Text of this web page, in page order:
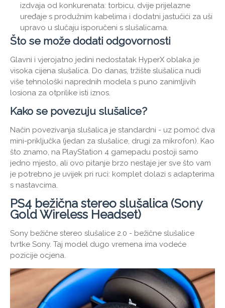
izdvaja od konkurenata: torbicu, dvije prijelazne
uređaje s produžnim kabelima i dodatni jastučići za uši
upravo u slučaju isporučeni s slušalicama.
Što se može dodati odgovornosti
Glavni i vjerojatno jedini nedostatak HyperX oblaka je
visoka cijena slušalica. Do danas, tržište slušalica nudi
više tehnološki naprednih modela s puno zanimljivih
losiona za otprilike isti iznos.
Kako se povezuju slušalice?
Način povezivanja slušalica je standardni - uz pomoć dva
mini-priključka (jedan za slušalice, drugi za mikrofon). Kao
što znamo, na PlayStation 4 gamepadu postoji samo
jedno mjesto, ali ovo pitanje brzo nestaje jer sve što vam
je potrebno je uvijek pri ruci: komplet dolazi s adapterima
s nastavcima.
PS4 bežična stereo slušalica (Sony
Gold Wireless Headset)
Sony bežične stereo slušalice 2.0 - bežične slušalice
tvrtke Sony. Taj model dugo vremena ima vodeće
pozicije ocjena.